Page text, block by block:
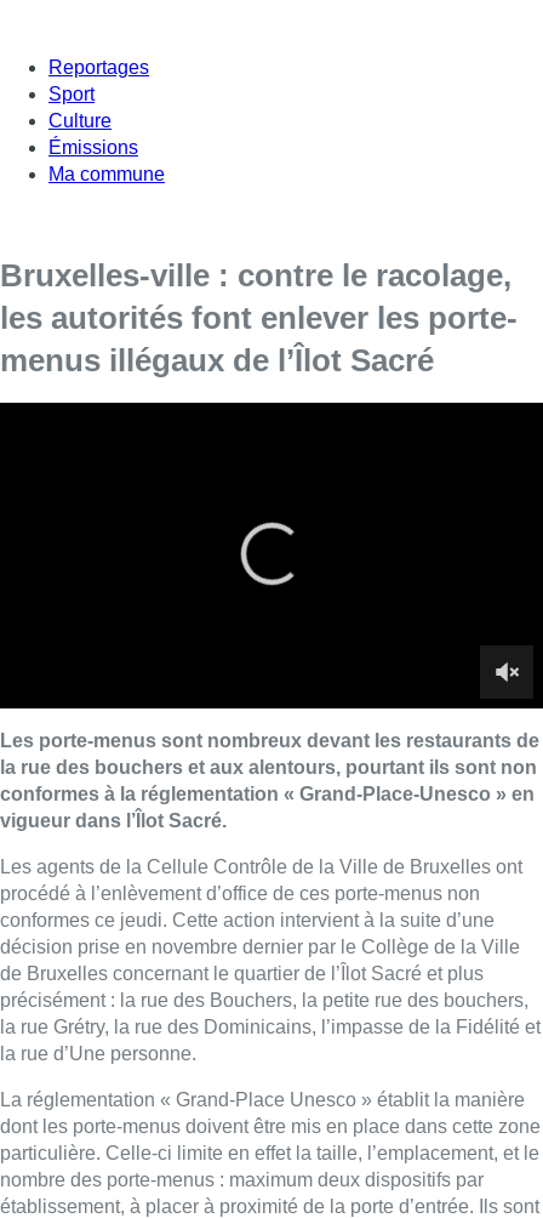
Reportages
Sport
Culture
Émissions
Ma commune
Bruxelles-ville : contre le racolage,
les autorités font enlever les porte-
menus illégaux de l’Îlot Sacré
Les agents de la Cellule Contrôle de la Ville de Bruxelles ont
procédé à l’enlèvement d’office de ces porte-menus non
de Bruxelles concernant le quartier de l’Îlot Sacré et plus
précisément : la rue des Bouchers, la petite rue des bouchers,
la rue Grétry, la rue des Dominicains, l’impasse de la Fidélité et
la rue d’Une personne.
La réglementation « Grand-Place Unesco » établit la manière
dont les porte-menus doivent être mis en place dans cette zone
particulière. Celle-ci limite en effet la taille, l’emplacement, et le
nombre des porte-menus : maximum deux dispositifs par
établissement, à placer à proximité de la porte d’entrée. Ils sont
exclusivement destinés à fournir des informations sur les tarifs,
menus et/ou services de l’établissement. Les panneaux et les
caissons représentant les plats cuisinés, lumineux ou non, sont
interdits.
« Outre le fait que certains exploitants, peu respectueux du
patrimoine, placent parfois, sur leur devanture, plus d’une
dizaine de panneaux disgracieux avec photos de plats, nous
avons remarqué que la présence de ces porte-menus constitue
également le principal élément de racolage dans l’Ilot Sacré.
Cette pratique, trop souvent encore utilisée, est illégale et
prohibée par la Collège de la Ville.
», explique Geoffroy